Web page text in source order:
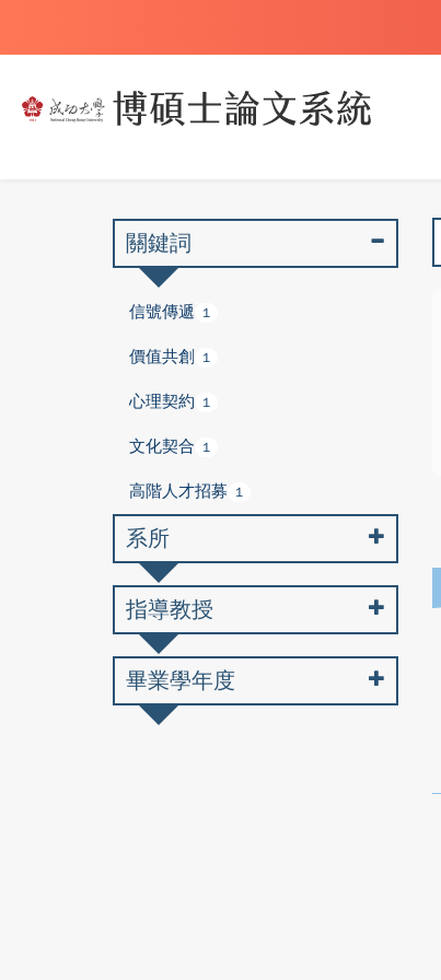
關鍵詞
信號傳遞 1
價值共創 1
心理契約 1
文化契合 1
高階人才招募 1
系所
指導教授
畢業學年度